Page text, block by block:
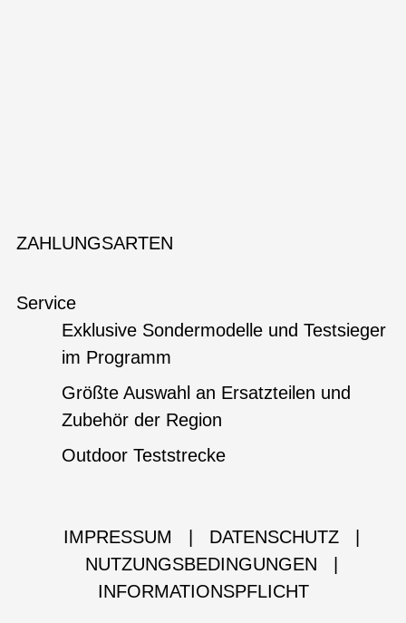
ZAHLUNGSARTEN
Service
Exklusive Sondermodelle und Testsieger
im Programm
Größte Auswahl an Ersatzteilen und
Zubehör der Region
Outdoor Teststrecke
IMPRESSUM DATENSCHUTZ
NUTZUNGSBEDINGUNGEN
INFORMATIONSPFLICHT